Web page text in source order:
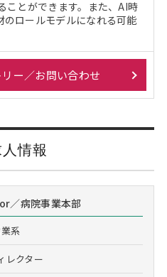
ことができます。また、AI時
ロールモデルになれる可能
ー／お問い合わせ
情報
／病院事業本部
系
レクター